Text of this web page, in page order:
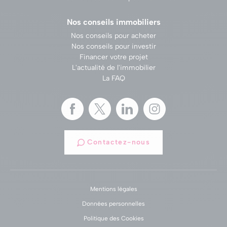
Nos conseils immobiliers
Nos conseils pour acheter
Nos conseils pour investir
Financer votre projet
L'actualité de l'immobilier
La FAQ
Contactez-nous
Mentions légales
Données personnelles
Politique des Cookies